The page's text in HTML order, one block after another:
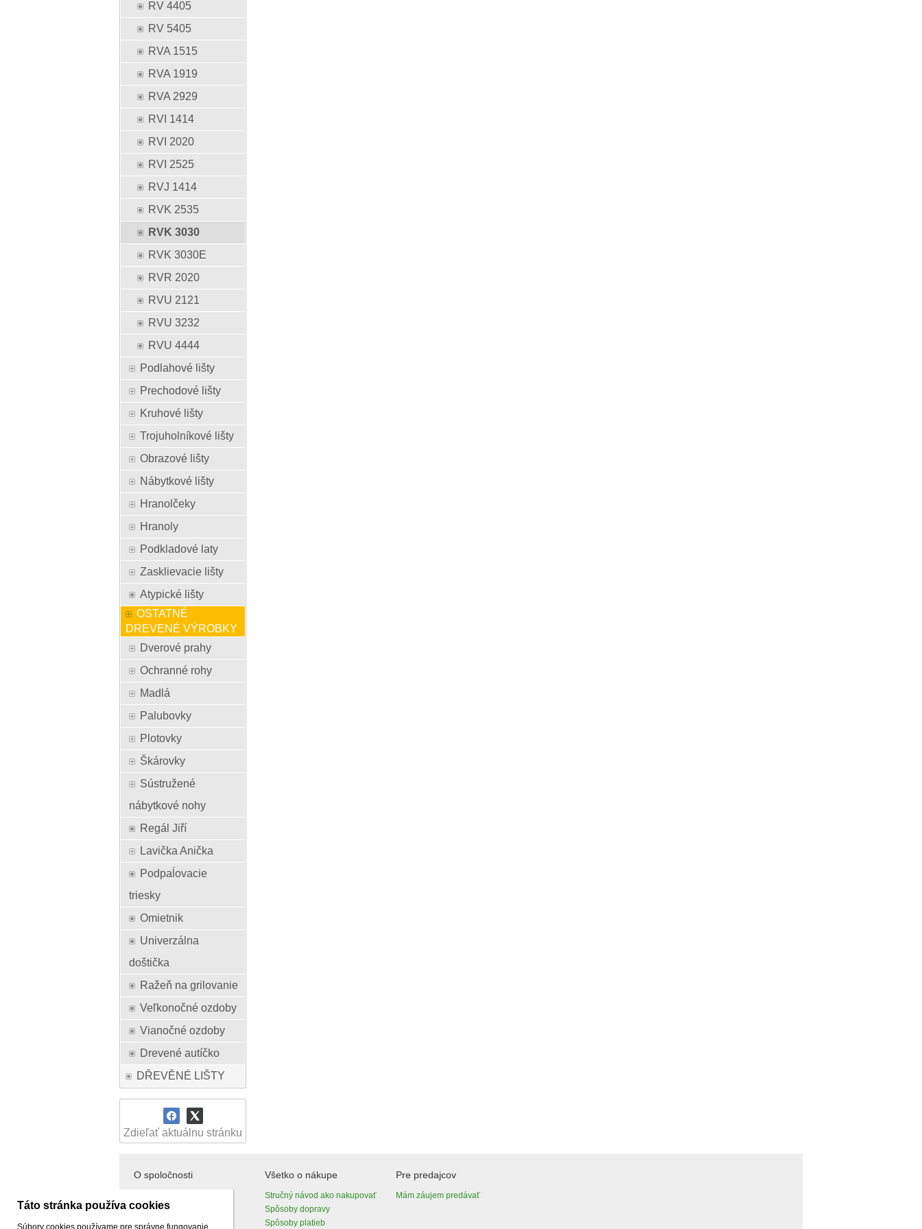
RV 4405
RV 5405
RVA 1515
RVA 1919
RVA 2929
RVI 1414
RVI 2020
RVI 2525
RVJ 1414
RVK 2535
RVK 3030
RVK 3030E
RVR 2020
RVU 2121
RVU 3232
RVU 4444
Podlahové lišty
Prechodové lišty
Kruhové lišty
Trojuholníkové lišty
Obrazové lišty
Nábytkové lišty
Hranolčeky
Hranoly
Podkladové laty
Zasklievacie lišty
Atypické lišty
OSTATNÉ
DREVENÉ VÝROBKY
Dverové prahy
Ochranné rohy
Madlá
Palubovky
Plotovky
Škárovky
Sústružené
nábytkové nohy
Regál Jiří
Lavička Anička
Podpaĺovacie
triesky
Omietnik
Univerzálna
doštička
Ražeň na grilovanie
Veľkonočné ozdoby
Vianočné ozdoby
Drevené autíčko
DŘEVĚNÉ LIŠTY
Zdieľať aktuálnu stránku
O spoločnosti
Kontakty
Všetko o nákupe
Stručný návod ako nakupovať
Spôsoby dopravy
Spôsoby platieb
Pre predajcov
Mám záujem predávať
Táto stránka používa cookies
Súbory cookies používame pre správne fungovanie